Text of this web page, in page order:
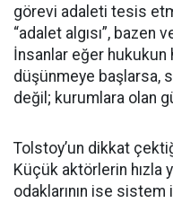
görevi adaleti tesis
“adalet algısı”, bazen
İnsanlar eğer hukukun
düşünmeye başlarsa,
değil; kurumlara olan
Tolstoy’un dikkat
Küçük aktörlerin hızla
odaklarının ise